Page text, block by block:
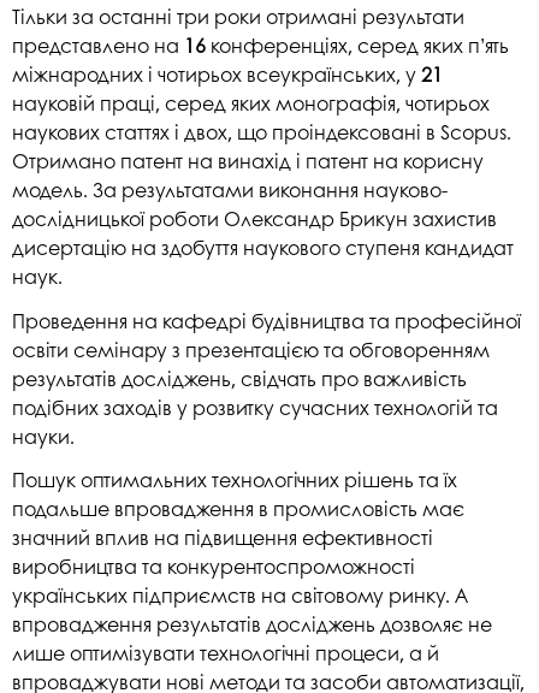
Тільки за останні три роки отримані результати
представлено на 16 конференціях, серед яких п’ять
міжнародних і чотирьох всеукраїнських, у21
науковій праці, серед яких монографія, чотирьох
наукових статтях і двох, що проіндексовані в Scopus.
Отримано патент на винахід і патент на корисну
модель. За результатами виконання науково-
дослідницької роботи Олександр Брикун захистив
дисертацію на здобуття наукового ступеня кандидат
наук.
Проведення на кафедрі будівництва та професійної
освіти семінару з презентацією та обговоренням
результатів досліджень, свідчать про важливість
подібних заходів у розвитку сучасних технологій та
науки.
Пошук оптимальних технологічних рішень та їх
подальше впровадження в промисловість має
значний вплив на підвищення ефективності
виробництва та конкурентоспроможності
українських підприємств на світовому ринку. А
впровадження результатів досліджень дозволяє не
лише оптимізувати технологічні процеси, а й
впроваджувати нові методи та засоби автоматизації,